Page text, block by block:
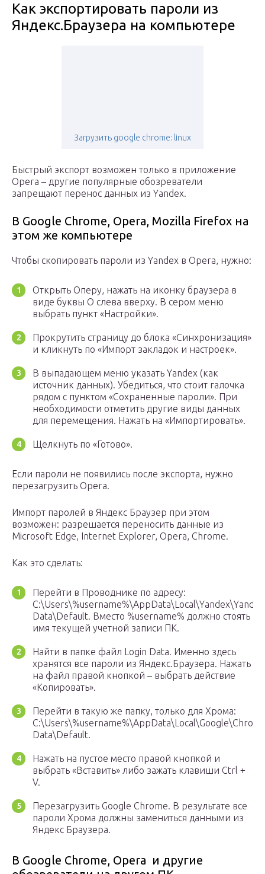
Как экспортировать пароли из
Яндекс.Браузера на компьютере
Загрузить google chrome: linux
Быстрый экспорт возможен только в приложение
Opera – другие популярные обозреватели
запрещают перенос данных из Yandex.
В Google Chrome, Opera, Mozilla Firefox на
этом же компьютере
Чтобы скопировать пароли из Yandex в Opera, нужно:
Открыть Оперу, нажать на иконку браузера в
виде буквы O слева вверху. В сером меню
выбрать пункт «Настройки».
Прокрутить страницу до блока «Синхронизация»
и кликнуть по «Импорт закладок и настроек».
В выпадающем меню указать Yandex (как
источник данных). Убедиться, что стоит галочка
рядом с пунктом «Сохраненные пароли». При
необходимости отметить другие виды данных
для перемещения. Нажать на «Импортировать».
Щелкнуть по «Готово».
Если пароли не появились после экспорта, нужно
перезагрузить Opera.
Импорт паролей в Яндекс Браузер при этом
возможен: разрешается переносить данные из
Microsoft Edge, Internet Explorer, Opera, Chrome.
Как это сделать:
Перейти в Проводнике по адресу:
Data\Default. Вместо %username% должно стоять
имя текущей учетной записи ПК.
Найти в папке файл Login Data. Именно здесь
хранятся все пароли из Яндекс.Браузера. Нажать
на файл правой кнопкой – выбрать действие
«Копировать».
Перейти в такую же папку, только для Хрома:
Data\Default.
Нажать на пустое место правой кнопкой и
выбрать «Вставить» либо зажать клавиши Ctrl +
V.
Перезагрузить Google Chrome. В результате все
пароли Хрома должны замениться данными из
Яндекс Браузера.
В Google Chrome, Opera и другие